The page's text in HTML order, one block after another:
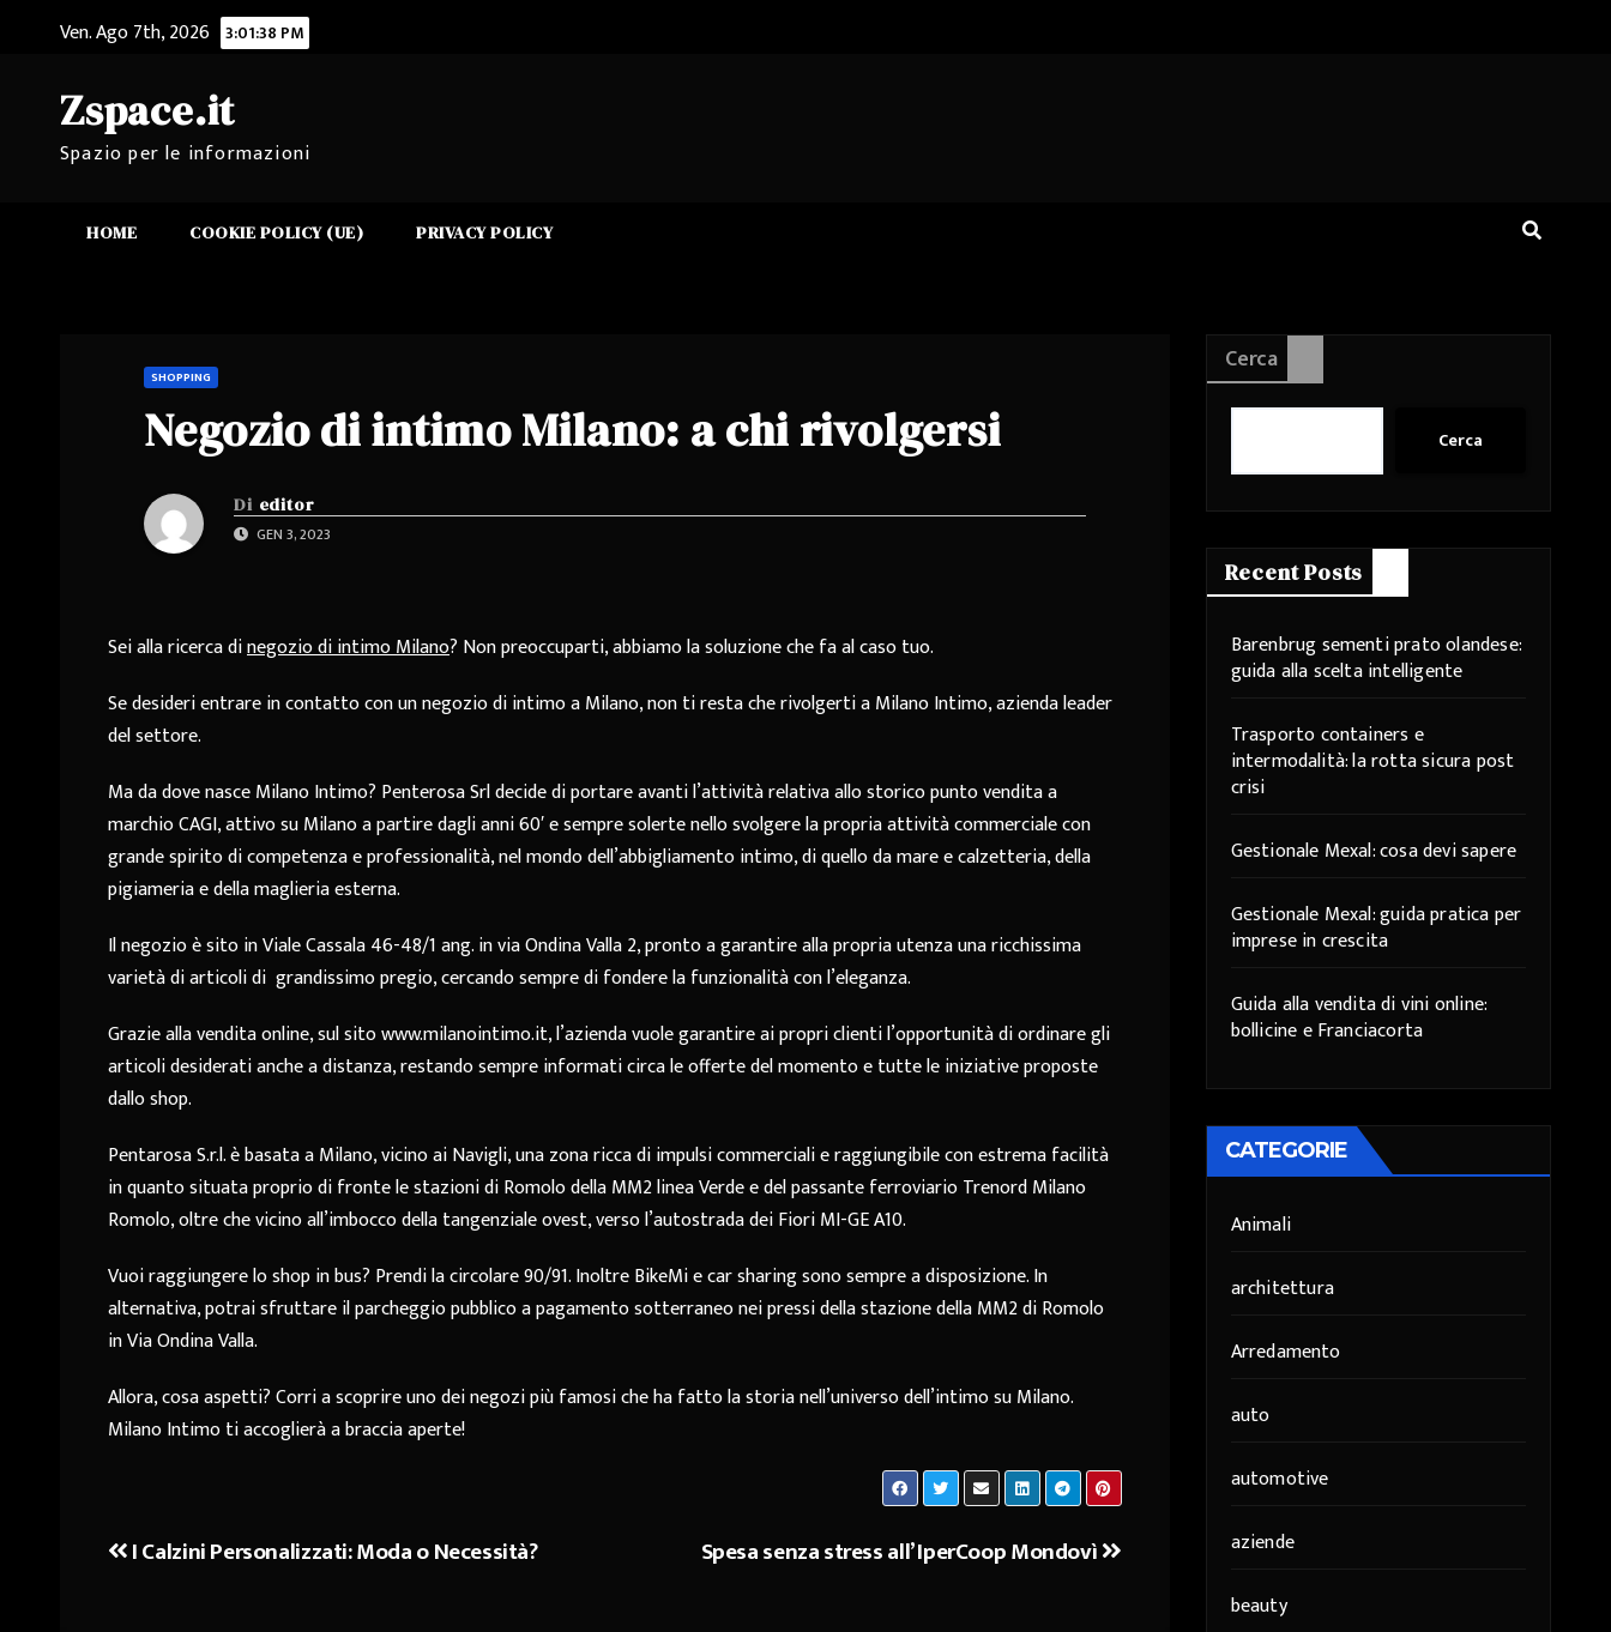
contenuto
Ven. Ago 7th, 2026 3:01:38 PM
Zspace.it
Spazio per le informazioni
HOME COOKIE POLICY (UE) PRIVACY POLICY
SHOPPING
Negozio di intimo Milano: a chi rivolgersi
Di editor
GEN 3, 2023
Sei alla ricerca dinegozio di intimo Milano? Non preoccuparti, abbiamo la soluzione che fa al caso tuo.
Se desideri entrare in contatto con un negozio di intimo a Milano, non ti resta che rivolgerti a Milano Intimo, azienda leader
del settore.
Ma da dove nasce Milano Intimo? Penterosa Srl decide di portare avanti l’attività relativa allo storico punto vendita a
marchio CAGI, attivo su Milano a partire dagli anni 60′ e sempre solerte nello svolgere la propria attività commerciale con
grande spirito di competenza e professionalità, nel mondo dell’abbigliamento intimo, di quello da mare e calzetteria, della
pigiameria e della maglieria esterna.
Il negozio è sito in Viale Cassala 46-48/1 ang. in via Ondina Valla 2, pronto a garantire alla propria utenza una ricchissima
varietà di articoli di grandissimo pregio, cercando sempre di fondere la funzionalità con l’eleganza.
Grazie alla vendita online, sul sito www.milanointimo.it, l’azienda vuole garantire ai propri clienti l’opportunità di ordinare gli
articoli desiderati anche a distanza, restando sempre informati circa le offerte del momento e tutte le iniziative proposte
dallo shop.
Pentarosa S.r.l. è basata a Milano, vicino ai Navigli, una zona ricca di impulsi commerciali e raggiungibile con estrema facilità
in quanto situata proprio di fronte le stazioni di Romolo della MM2 linea Verde e del passante ferroviario Trenord Milano
Romolo, oltre che vicino all’imbocco della tangenziale ovest, verso l’autostrada dei Fiori MI-GE A10.
Vuoi raggiungere lo shop in bus? Prendi la circolare 90/91. Inoltre BikeMi e car sharing sono sempre a disposizione. In
alternativa, potrai sfruttare il parcheggio pubblico a pagamento sotterraneo nei pressi della stazione della MM2 di Romolo
in Via Ondina Valla.
Allora, cosa aspetti? Corri a scoprire uno dei negozi più famosi che ha fatto la storia nell’universo dell’intimo su Milano.
Milano Intimo ti accoglierà a braccia aperte!
Navigazione
Spesa senza stress all’ IperCoop Mondovì
I Calzini Personalizzati: Moda o Necessità?
Cerca
Cerca
Recent Posts
Barenbrug sementi prato olandese:
guida alla scelta intelligente
Trasporto containers e
intermodalità: la rotta sicura post
crisi
Gestionale Mexal: cosa devi sapere
Gestionale Mexal: guida pratica per
imprese in crescita
Guida alla vendita di vini online:
bollicine e Franciacorta
CATEGORIE
Animali
architettura
Arredamento
auto
automotive
aziende
beauty